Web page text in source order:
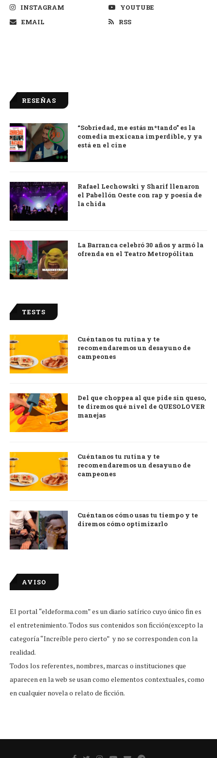
INSTAGRAM
YOUTUBE
EMAIL
RSS
RESEÑAS
9.0
“Sobriedad, me estás m*tando” es la
comedia mexicana imperdible, y ya
está en el cine
Rafael Lechowski y Sharif llenaron
el Pabellón Oeste con rap y poesía de
la chida
La Barranca celebró 30 años y armó la
ofrenda en el Teatro Metropólitan
TESTS
Cuéntanos tu rutina y te
recomendaremos un desayuno de
campeones
Del que choppea al que pide sin queso,
te diremos qué nivel de QUESOLOVER
manejas
Cuéntanos tu rutina y te
recomendaremos un desayuno de
campeones
Cuéntanos cómo usas tu tiempo y te
diremos cómo optimizarlo
AVISO
El portal “eldeforma.com” es un diario satírico cuyo único fin es
el entretenimiento. Todos sus contenidos son ficción(excepto la
categoría “Increíble pero cierto” y no se corresponden con la
realidad.
Todos los referentes, nombres, marcas o instituciones que
aparecen en la web se usan como elementos contextuales, como
en cualquier novela o relato de ficción.